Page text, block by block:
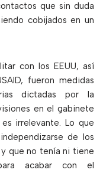
que sin duda
cobijados en un
con los EEUU, así
fueron medidas
dictadas por la
en el gabinete
irrelevante. Lo que
de los
y que no tenía ni tiene
acabar con el